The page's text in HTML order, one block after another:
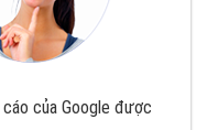
của Google được